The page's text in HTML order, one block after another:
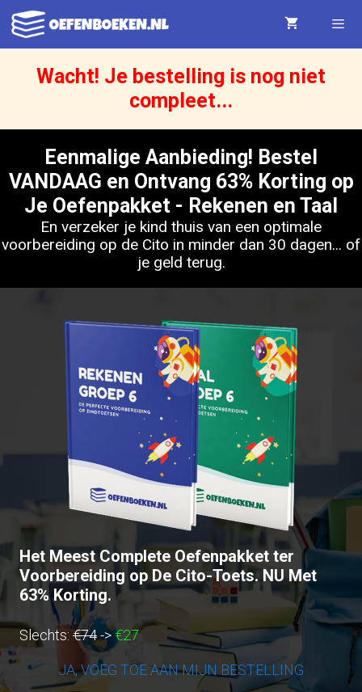
Ga
naar
Wacht! Je bestelling is nog niet
compleet...
Eenmalige Aanbieding! Bestel
VANDAAG en Ontvang 63% Korting op
Je Oefenpakket - Rekenen en Taal
En verzeker je kind thuis van een optimale
voorbereiding op de Cito in minder dan 30 dagen... of
je geld terug.
Het Meest Complete Oefenpakket ter
Voorbereiding op De Cito-Toets. NU Met
63% Korting.
Slechts: €74->€27
JA, VOEG TOE AAN MIJN BESTELLING